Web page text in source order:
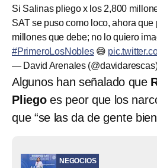
Si Salinas pliego x los 2,800
SAT se puso como loco, ahora que
millones que debe; no lo quiero
#PrimeroLosNobles😅
— David Arenales
Algunos han señalado que
Pliegoes peor que los
que “se las da de gente
NEGOCIOS